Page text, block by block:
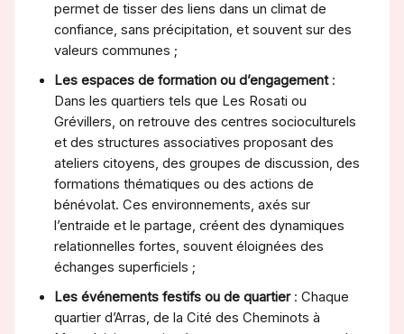
permet de tisser des liens dans un climat de
confiance, sans précipitation, et souvent sur des
valeurs communes ;
Les espaces de formation ou d’engagement:
Dans les quartiers tels que Les Rosati ou
Grévillers, on retrouve des centres socioculturels
et des structures associatives proposant des
ateliers citoyens, des groupes de discussion, des
formations thématiques ou des actions de
bénévolat. Ces environnements, axés sur
l’entraide et le partage, créent des dynamiques
relationnelles fortes, souvent éloignées des
échanges superficiels ;
Les événements festifs ou de quartier: Chaque
quartier d’Arras, de la Cité des Cheminots à